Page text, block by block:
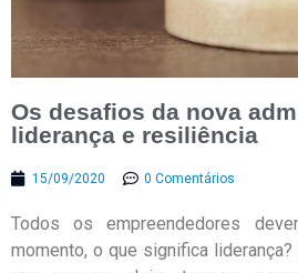
Os desafios da nova
liderança e resiliência
15/09/2020 0 Comentários
Todos os empreendedores
momento, o que significa